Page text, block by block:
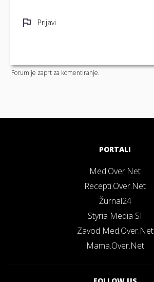
Prijavi
Forum je zaprt za komentiranje.
PORTALI
Med.Over.Net
Recepti.Over.Net
Žurnal24
Styria Media SI
Zavod Med.Over.Net
Mama.Over.Net